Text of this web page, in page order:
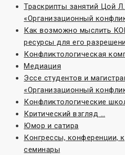
Траскрипты занятий Цой
«Организационный
Как возможно мыслить
ресурсы для его
Конфликтологическая
Медиация
Эссе студентов и
«Организационный
Конфликтологические
Критический взгляд …
Юмор и сатира
Конгрессы, конференции,
семинары